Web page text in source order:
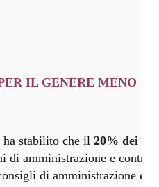
IL GENERE MENO
stabilito che il 20% dei
di amministrazione e
di amministrazione e